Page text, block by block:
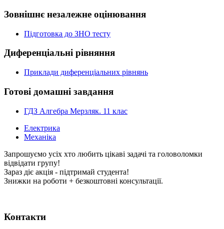
Зовнішнє незалежне оцінювання
Підготовка до ЗНО тесту
Диференціальні рівняння
Приклади диференціальних рівнянь
Готові домашні завдання
ГДЗ Алгебра Мерзляк. 11 клас
Електрика
Механіка
Запрошуємо усіх хто любить цікаві задачі та головоломки
відвідати групу!
Зараз діє акція - підтримай студента!
Знижки на роботи + безкоштовні консультації.
Контакти